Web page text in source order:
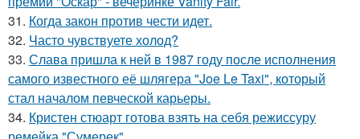
31. Когда закон против чести идет.
32. Часто чувствуете холод?
33. Слава пришла к ней в 1987 году после исполнения
самого известного её шлягера "Joe Le Taxi", который
стал началом певческой карьеры.
34. Кристен стюарт готова взять на себя режиссуру